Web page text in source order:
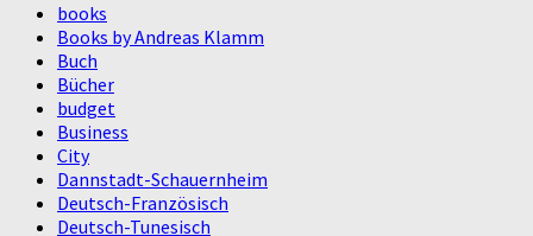
books
Books by Andreas Klamm
Buch
Bücher
budget
Business
City
Dannstadt-Schauernheim
Deutsch-Französisch
Deutsch-Tunesisch